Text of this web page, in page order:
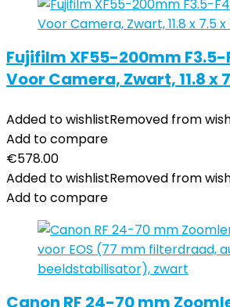
Fujifilm XF55-200mm F3.5-
Voor Camera, Zwart, 11.8 x
Added to wishlistRemoved from
Add to compare
€578.00
Added to wishlistRemoved from
Add to compare
Canon RF 24-70 mm